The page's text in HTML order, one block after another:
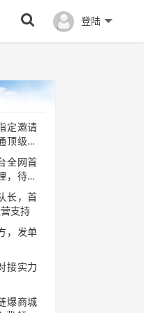
登陆
定邀请
顶级代
全网首
，待遇
长，首
支持
，发单
接实力
爆商城